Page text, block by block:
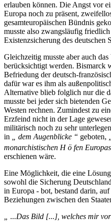
erlauben können. Die Angst vor
Europa noch zu präsent,
gesamteuropäischen Bündnis
musste also zwangsläufig
Existenzsicherung des deutschen
Gleichzeitig musste aber auch
berücksichtigt werden. Bismarck
Befriedung der deutsch-
dafür war es ihm als
Alternative blieb folglich nur die
musste bei jeder sich bietenden
Westen rechnen. Zumindest zu
Erzfeind nicht in der Lage
militärisch noch zu sehr
in
„ dem Augenblicke “ geboten,
monarchistischen H ö fen
erschienen wäre.
Eine Möglichkeit, die eine
sowohl die Sicherung
in Europa - bot, bestand darin,
Beziehungen zwischen den
„ ...Das Bild [...], welches mir